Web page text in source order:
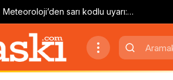
Meteoroloji’den sarı kodlu uyarı:
Kuvvetli yağış ve rüzgar geliyor